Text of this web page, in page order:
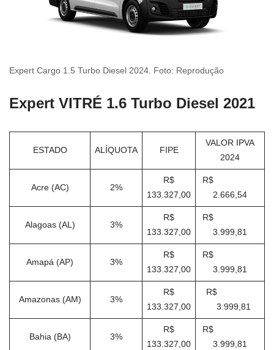
Expert Cargo 1.5 Turbo Diesel 2024. Foto: Reprodução
Expert VITRÉ 1.6 Turbo Diesel 2021
ESTADO ALÍQUOTA FIPE
VALOR IPVA
2024
Acre (AC) 2%
R$
133.327,00
R$
2.666,54
Alagoas (AL) 3%
R$
133.327,00
R$
3.999,81
Amapá (AP) 3%
R$
133.327,00
R$
3.999,81
Amazonas (AM) 3%
R$
133.327,00
R$
3.999,81
Bahia (BA) 3%
R$
133.327,00
R$
3.999,81